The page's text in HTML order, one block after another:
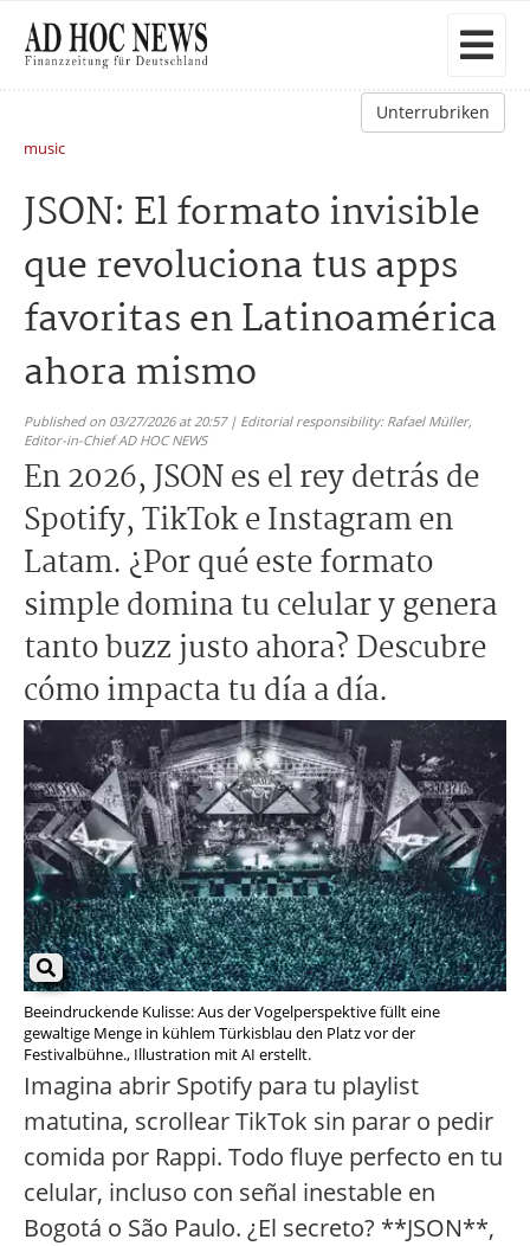
Unterrubriken
music
JSON: El formato invisible
que revoluciona tus apps
favoritas en Latinoamérica
ahora mismo
Published on 03/27/2026 at 20:57 | Editorial responsibility: Rafael Müller,
Editor-in-Chief AD HOC NEWS
En 2026, JSON es el rey detrás de
Spotify, TikTok e Instagram en
Latam. ¿Por qué este formato
simple domina tu celular y genera
tanto buzz justo ahora? Descubre
cómo impacta tu día a día.
Beeindruckende Kulisse: Aus der Vogelperspektive füllt eine
gewaltige Menge in kühlem Türkisblau den Platz vor der
Festivalbühne., Illustration mit AI erstellt.
Imagina abrir Spotify para tu playlist
matutina, scrollear TikTok sin parar o pedir
comida por Rappi. Todo fluye perfecto en tu
celular, incluso con señal inestable en
Bogotá o São Paulo. ¿El secreto? **JSON**,